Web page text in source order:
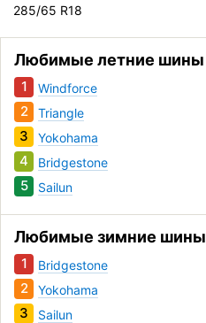
285/65 R18
Любимые летние шины
1 Windforce
2 Triangle
3 Yokohama
4 Bridgestone
5 Sailun
Любимые зимние шины
1 Bridgestone
2 Yokohama
3 Sailun